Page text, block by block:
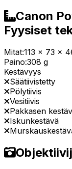
Canon
Fyysiset
Mitat:113 x 73 x
Paino:308 g
Kestävyys
Säätiivistetty
Pölytiivis
Vesitiivis
Pakkasen
Iskunkestävä